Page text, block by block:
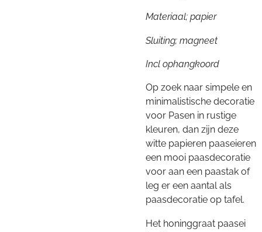
Materiaal; papier
Sluiting; magneet
Incl ophangkoord
Op zoek naar simpele en
minimalistische decoratie
voor Pasen in rustige
kleuren, dan zijn deze
witte papieren paaseieren
een mooi paasdecoratie
voor aan een paastak of
leg er een aantal als
paasdecoratie op tafel.
Het honinggraat paasei